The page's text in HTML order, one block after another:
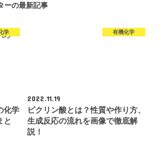
ーの最新記事
学
化学
と
有機化学
2022.11.19
ピクリン酸とは？性質や作り方、
生成反応の流れを画像で徹底解
説！